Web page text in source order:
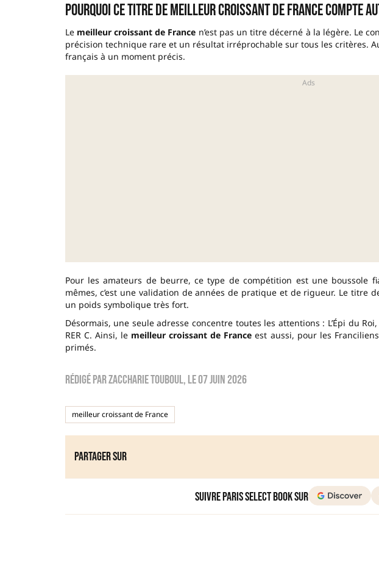
Pourquoi ce titre de meilleur croissant de France compte
Le meilleur croissant de France n’est pas un titre décerné à la légère. Le
précision technique rare et un résultat irréprochable sur tous les critères.
français à un moment précis.
Pour les amateurs de beurre, ce type de compétition est une boussole
mêmes, c’est une validation de années de pratique et de rigueur. Le titre
un poids symbolique très fort.
Désormais, une seule adresse concentre toutes les attentions : L’Épi du
RER C. Ainsi, le meilleur croissant de France est aussi, pour les
primés.
Rédigé parzaccharie touboul, le07 juin 2026
meilleur croissant de France
Partager sur
Suivre Paris Select Book sur